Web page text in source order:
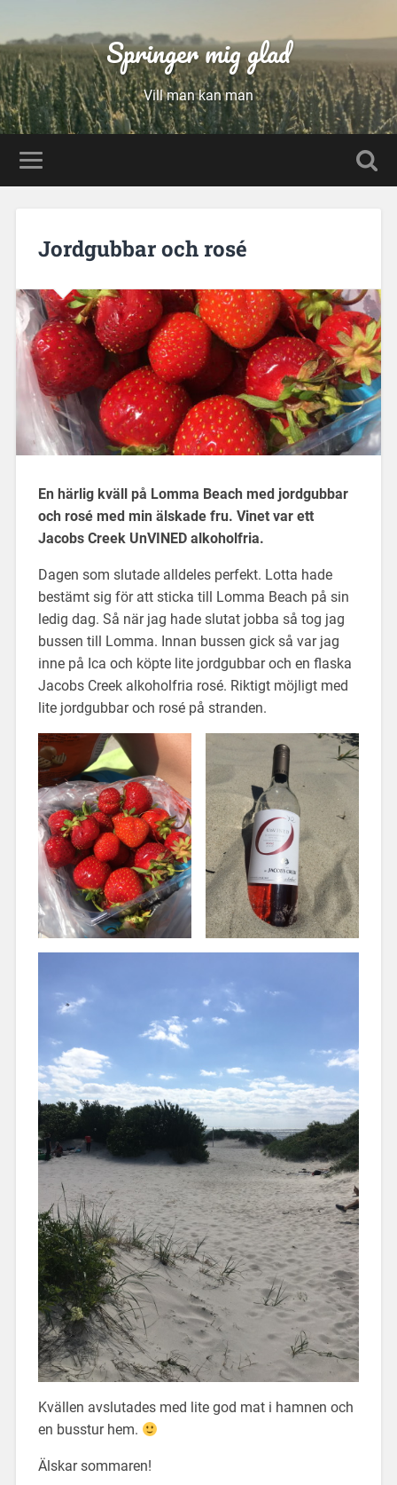
Springer mig glad
Vill man kan man
Jordgubbar och rosé
En härlig kväll på Lomma Beach med jordgubbar
och rosé med min älskade fru. Vinet var ett
Jacobs Creek UnVINED alkoholfria.
Dagen som slutade alldeles perfekt. Lotta hade
bestämt sig för att sticka till Lomma Beach på sin
ledig dag. Så när jag hade slutat jobba så tog jag
bussen till Lomma. Innan bussen gick så var jag
inne på Ica och köpte lite jordgubbar och en flaska
Jacobs Creek alkoholfria rosé. Riktigt möjligt med
lite jordgubbar och rosé på stranden.
Kvällen avslutades med lite god mat i hamnen och
en busstur hem.
Älskar sommaren!